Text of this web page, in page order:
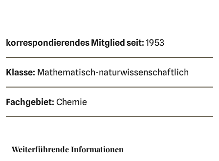
korrespondierendes Mitgliedseit:1953
Klasse: Mathematisch-naturwissenschaftlich
Fachgebiet: Chemie
Weiterführende Informationen